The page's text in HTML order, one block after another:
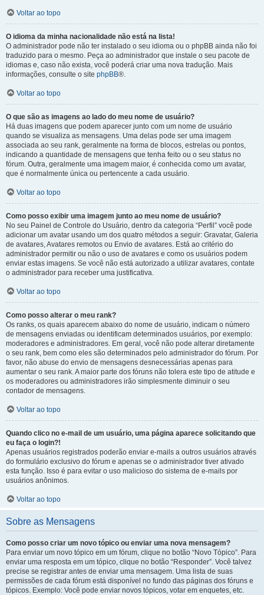
Voltar ao topo
O idioma da minha nacionalidade não está na lista!
O administrador pode não ter instalado o seu idioma ou o phpBB ainda não foi
traduzido para o mesmo. Peça ao administrador que instale o seu pacote de
idiomas e, caso não exista, você poderá criar uma nova tradução. Mais
informações, consulte o site phpBB®.
Voltar ao topo
O que são as imagens ao lado do meu nome de usuário?
Há duas imagens que podem aparecer junto com um nome de usuário
quando se visualiza as mensagens. Uma delas pode ser uma imagem
associada ao seu rank, geralmente na forma de blocos, estrelas ou pontos,
indicando a quantidade de mensagens que tenha feito ou o seu status no
fórum. Outra, geralmente uma imagem maior, é conhecida como um avatar,
que é normalmente única ou pertencente a cada usuário.
Voltar ao topo
Como posso exibir uma imagem junto ao meu nome de usuário?
No seu Painel de Controle do Usuário, dentro da categoria “Perfil” você pode
adicionar um avatar usando um dos quatro métodos a seguir: Gravatar, Galeria
de avatares, Avatares remotos ou Envio de avatares. Está ao critério do
administrador permitir ou não o uso de avatares e como os usuários podem
enviar estas imagens. Se você não está autorizado a utilizar avatares, contate
o administrador para receber uma justificativa.
Voltar ao topo
Como posso alterar o meu rank?
Os ranks, os quais aparecem abaixo do nome de usuário, indicam o número
de mensagens enviadas ou identificam determinados usuários, por exemplo:
moderadores e administradores. Em geral, você não pode alterar diretamente
o seu rank, bem como eles são determinados pelo administrador do fórum. Por
favor, não abuse do envio de mensagens desnecessárias apenas para
aumentar o seu rank. A maior parte dos fóruns não tolera este tipo de atitude e
os moderadores ou administradores irão simplesmente diminuir o seu
contador de mensagens.
Voltar ao topo
Quando clico no e-mail de um usuário, uma página aparece solicitando que
eu faça o login?!
Apenas usuários registrados poderão enviar e-mails a outros usuários através
do formulário exclusivo do fórum e apenas se o administrador tiver ativado
esta função. Isso é para evitar o uso malicioso do sistema de e-mails por
usuários anônimos.
Voltar ao topo
Sobre as Mensagens
Como posso criar um novo tópico ou enviar uma nova mensagem?
Para enviar um novo tópico em um fórum, clique no botão “Novo Tópico”. Para
enviar uma resposta em um tópico, clique no botão “Responder”. Você talvez
precise se registrar antes de enviar uma mensagem. Uma lista de suas
permissões de cada fórum está disponível no fundo das páginas dos fóruns e
tópicos. Exemplo: Você pode enviar novos tópicos, votar em enquetes, etc.